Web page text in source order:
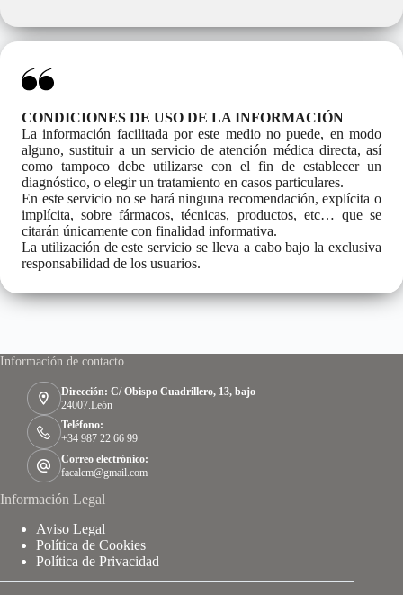
CONDICIONES DE USO DE LA INFORMACIÓN
La información facilitada por este medio no puede, en modo
alguno, sustituir a un servicio de atención médica directa, así
como tampoco debe utilizarse con el fin de establecer un
diagnóstico, o elegir un tratamiento en casos particulares.
En este servicio no se hará ninguna recomendación, explícita o
implícita, sobre fármacos, técnicas, productos, etc… que se
citarán únicamente con finalidad informativa.
La utilización de este servicio se lleva a cabo bajo la exclusiva
responsabilidad de los usuarios.
Información de contacto
Dirección: C/ Obispo Cuadrillero, 13, bajo
24007.León
Teléfono:
+34 987 22 66 99
Correo electrónico:
facalem@gmail.com
Información Legal
Aviso Legal
Política de Cookies
Política de Privacidad